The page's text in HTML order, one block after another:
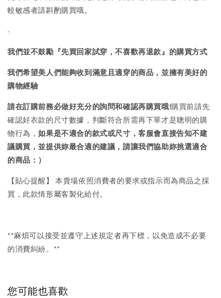
較敏感者請斟酌購買哦。
-
我們並不鼓勵『先買回家試穿，不喜歡再退款』的購買方式
我們希望美人們能夠收到滿意且適穿的商品，並擁有美好的
購物經驗
請在訂購前務必做好充分的詢問和確認再購買哦!購買前請先
確認好衣款的尺寸數據，判斷符合所需再下單才是聰明的購
物行為，如果是不適合的款式或尺寸，客服會直接告知不建
議購買，並提供妳最合適的建議，請讓我們協助妳挑選適合
的商品：）
【貼心提醒】 本賣場依照消費者的要求或指示而為商品之採
買，此款情形屬客製化給付。
**麻煩可以接受並遵守上述規定者再下標，以免造成不必要
的消費糾紛。**
您可能也喜歡